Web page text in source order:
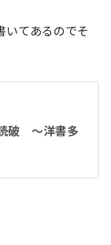
いてあるのでそ
破 ～洋書多